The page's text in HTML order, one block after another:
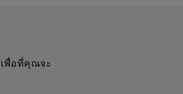
เพื่อที่คุณจะ